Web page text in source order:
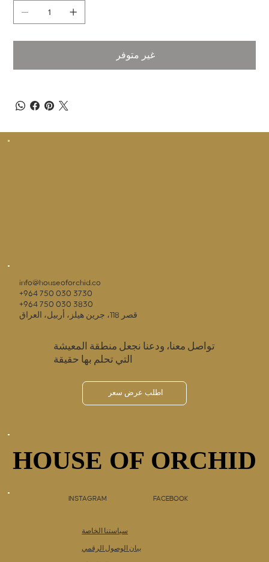
غير متوفر
info@houseoforchid.co
+964 750 030 3730
+964 750 030 3830
قصر 118، جرين هيلز، أربيل، العراق
تواصل معنا، ودعنا نجعل منطقة المعيشة
التي تحلم بها حقيقة
اطلب عرض سعر
HOUSE OF ORCHID
HOUSE OF ORCHID
INSTAGRAM FACEBOOK
سياستنا الخاصة
بيان الوصول الرقمي